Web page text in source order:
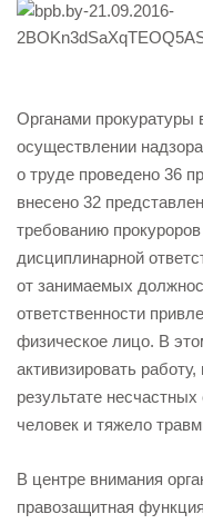
Органами прокуратуры
осуществлении
о труде проведено 36
внесено 32
требованию
дисциплинарной
от занимаемых
ответственности
физическое лицо. В
активизировать
результате
человек и тяжело
В центре внимания
правозащитная